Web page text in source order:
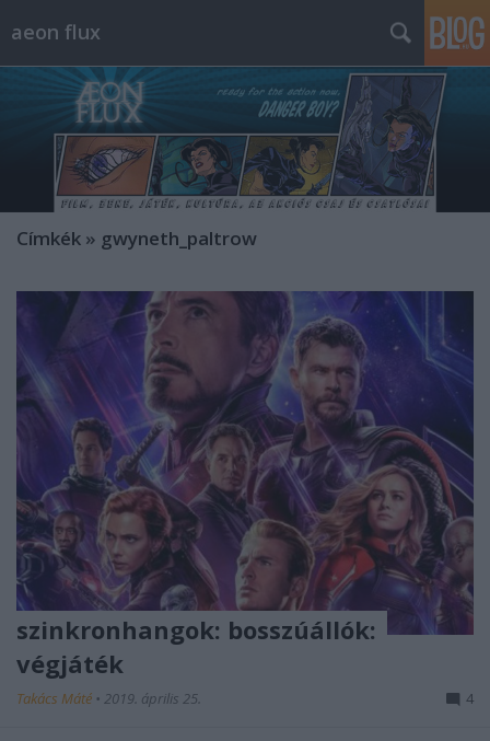
aeon flux
Címkék » gwyneth_paltrow
szinkronhangok: bosszúállók:
végjáték
Takács Máté • 2019. április 25. 4